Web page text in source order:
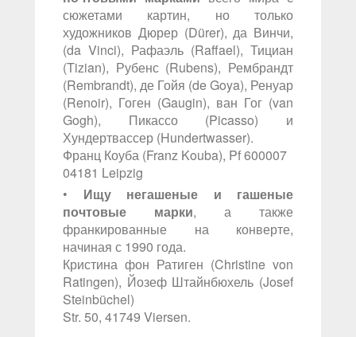
сюжетами картин, но только
художников Дюрер (Dürer), да Винчи,
(da Vinci), Рафаэль (Raffael), Тициан
(Tizian), Рубенс (Rubens), Рембрандт
(Rembrandt), де Гойя (de Goya), Ренуар
(Renoir), Гоген (Gaugin), ван Гог (van
Gogh), Пикассо (Picasso) и
Хундертвассер (Hundertwasser).
Франц Коуба (Franz Kouba), Pf 600007
04181 Leipzig
• Ищу негашеные и гашеные
почтовые марки, а также
франкированные на конверте,
начиная с 1990 года.
Кристина фон Ратиген (Christine von
Ratingen), Йозеф Штайнбюхель (Josef
Steinbüchel)
Str. 50, 41749 Viersen.